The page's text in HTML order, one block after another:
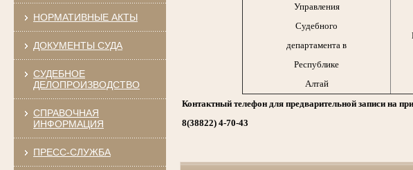
НОРМАТИВНЫЕ АКТЫ
ДОКУМЕНТЫ СУДА
СУДЕБНОЕ
ДЕЛОПРОИЗВОДСТВО
СПРАВОЧНАЯ
ИНФОРМАЦИЯ
ПРЕСС-СЛУЖБА
Управления
Судебного
департамента в
Республике
Алтай
Контактный телефон для предварительной записи на
8(38822) 4-70-43